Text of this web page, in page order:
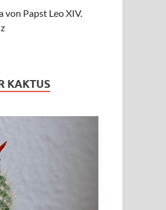
Papst Leo XIV.
KAKTUS